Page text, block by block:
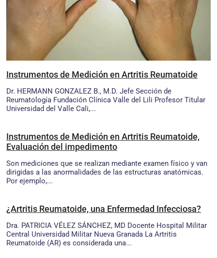
Instrumentos de Medición en Artritis Reumatoide
Dr. HERMANN GONZALEZ B., M.D. Jefe Sección de
Reumatología Fundación Clínica Valle del Lili Profesor Titular
Universidad del Valle Cali,...
Instrumentos de Medición en Artritis Reumatoide,
Evaluación del impedimento
Son mediciones que se realizan mediante examen físico y van
dirigidas a las anormalidades de las estructuras anatómicas.
Por ejemplo,...
¿Artritis Reumatoide, una Enfermedad Infecciosa?
Dra. PATRICIA VÉLEZ SÁNCHEZ, MD Docente Hospital Militar
Central Universidad Militar Nueva Granada La Artritis
Reumatoide (AR) es considerada una...